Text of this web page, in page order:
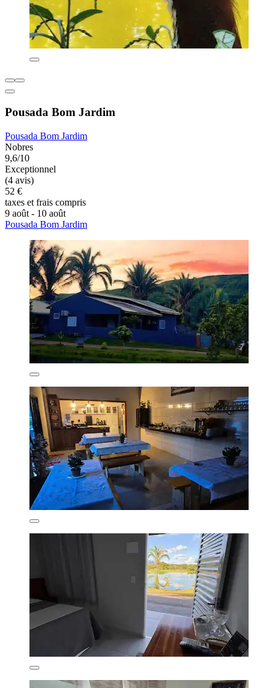
Pousada Bom Jardim
Pousada Bom Jardim
Nobres
9,6/10
Exceptionnel
(4 avis)
52 €
taxes et frais compris
9 août - 10 août
Pousada Bom Jardim